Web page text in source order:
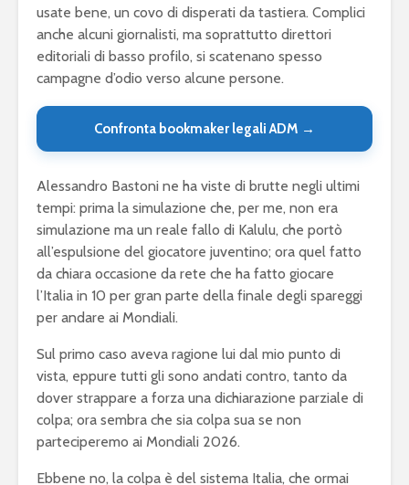
usate bene, un covo di disperati da tastiera. Complici
anche alcuni giornalisti, ma soprattutto direttori
editoriali di basso profilo, si scatenano spesso
campagne d’odio verso alcune persone.
Confronta bookmaker legali ADM →
Alessandro Bastoni ne ha viste di brutte negli ultimi
tempi: prima la simulazione che, per me, non era
simulazione ma un reale fallo di Kalulu, che portò
all’espulsione del giocatore juventino; ora quel fatto
da chiara occasione da rete che ha fatto giocare
l’Italia in 10 per gran parte della finale degli spareggi
per andare ai Mondiali.
Sul primo caso aveva ragione lui dal mio punto di
vista, eppure tutti gli sono andati contro, tanto da
dover strappare a forza una dichiarazione parziale di
colpa; ora sembra che sia colpa sua se non
parteciperemo ai Mondiali 2026.
Ebbene no, la colpa è del sistema Italia, che ormai